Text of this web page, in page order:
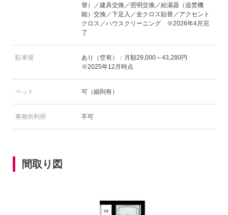
替）／建具交換／照明交換／給湯器（追焚機
能）交換／下足入／全クロス貼替／アクセント
クロス／ハウスクリーニング ※2026年4月完
了
駐車場
あり（空有）：月額29,000～43,280円
※2025年12月時点
ペット 可（細則有）
事務所利用 不可
間取り図